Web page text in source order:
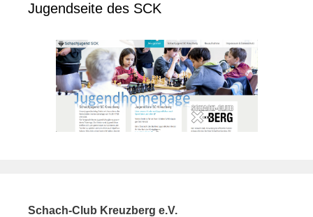
Jugendseite des SCK
Schach-Club Kreuzberg e.V.